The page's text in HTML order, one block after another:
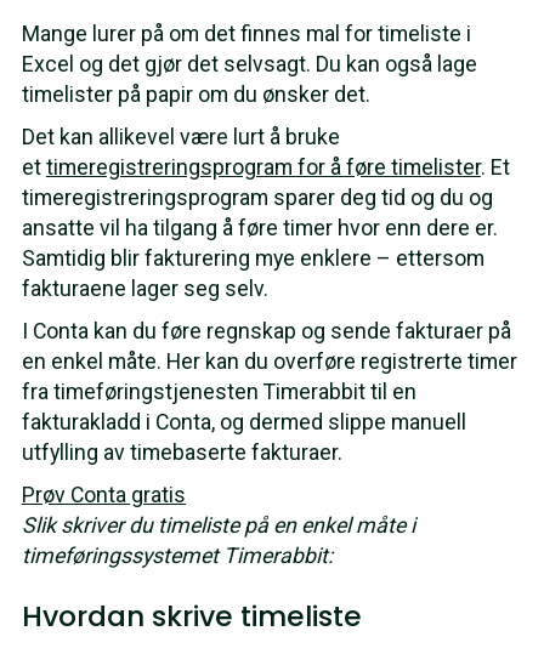
Mange lurer på om det finnes mal for timeliste i
Excel og det gjør det selvsagt. Du kan også lage
timelister på papir om du ønsker det.
Det kan allikevel være lurt å bruke
ettimeregistreringsprogram for å føre timelister. Et
timeregistreringsprogram sparer deg tid og du og
ansatte vil ha tilgang å føre timer hvor enn dere er.
Samtidig blir fakturering mye enklere – ettersom
fakturaene lager seg selv.
I Conta kan du føre regnskap og sende fakturaer på
en enkel måte. Her kan du overføre registrerte timer
fra timeføringstjenesten Timerabbit til en
fakturakladd i Conta, og dermed slippe manuell
utfylling av timebaserte fakturaer.
Prøv Conta gratis
Slik skriver du timeliste på en enkel måte i
timeføringssystemet Timerabbit:
Hvordan skrive timeliste